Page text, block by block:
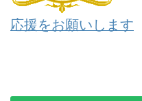
応援をお願いします